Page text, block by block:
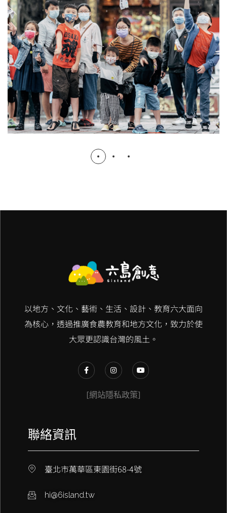
廟埕集市底加La
地方 文化
聯絡資訊
臺北市萬華區東園街68-4號
hi@6island.tw
以地方、文化、藝術、生活、設計、教育六大面向
為核心，透過推廣食農教育和地方文化，致力於使
大眾更認識台灣的風土。
[網站隱私政策]